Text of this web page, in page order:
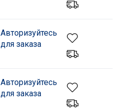
Авторизуйтесь
для заказа
Авторизуйтесь
для заказа